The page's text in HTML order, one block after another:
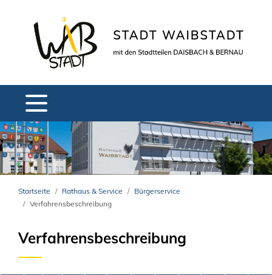
Startseite Rathaus & Service
Bürgerservice
Verfahrensbeschreibung
Verfahrensbeschreibung